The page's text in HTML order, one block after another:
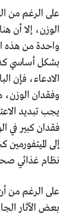
على الرغم من
الوزن، إلا أن
واحدة من هذه
بشكل أساسي
الادعاء، فإن
وفقدان الوزن،
يجب تبديد
فقدان كبير في
إلى
نظام غذائي
على الرغم من أن
بعض الآثار